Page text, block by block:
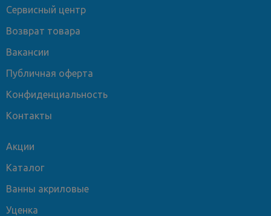
Сервисный центр
Возврат товара
Вакансии
Публичная оферта
Конфиденциальность
Контакты
Акции
Каталог
Ванны акриловые
Уценка